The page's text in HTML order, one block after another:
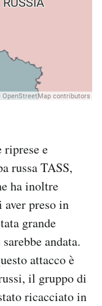
riprese e
russa TASS,
ha inoltre
preso in
grande
andata.
attacco è
il gruppo di
ricacciato in